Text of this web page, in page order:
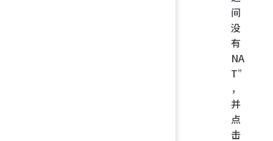
间
没
有
NA
T”
，
并
点
击